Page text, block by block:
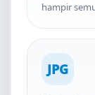
hampir
JPG